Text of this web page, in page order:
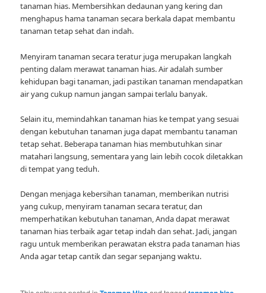
tanaman hias. Membersihkan dedaunan yang kering dan
menghapus hama tanaman secara berkala dapat membantu
tanaman tetap sehat dan indah.
Menyiram tanaman secara teratur juga merupakan langkah
penting dalam merawat tanaman hias. Air adalah sumber
kehidupan bagi tanaman, jadi pastikan tanaman mendapatkan
air yang cukup namun jangan sampai terlalu banyak.
Selain itu, memindahkan tanaman hias ke tempat yang sesuai
dengan kebutuhan tanaman juga dapat membantu tanaman
tetap sehat. Beberapa tanaman hias membutuhkan sinar
matahari langsung, sementara yang lain lebih cocok diletakkan
di tempat yang teduh.
Dengan menjaga kebersihan tanaman, memberikan nutrisi
yang cukup, menyiram tanaman secara teratur, dan
memperhatikan kebutuhan tanaman, Anda dapat merawat
tanaman hias terbaik agar tetap indah dan sehat. Jadi, jangan
ragu untuk memberikan perawatan ekstra pada tanaman hias
Anda agar tetap cantik dan segar sepanjang waktu.